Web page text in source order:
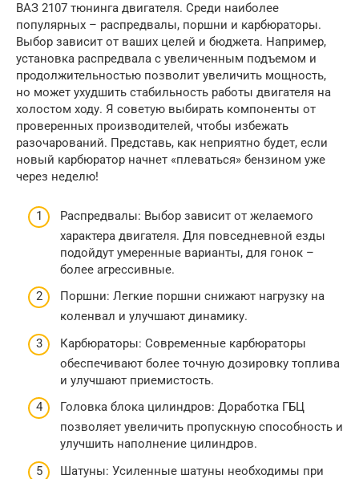
ВАЗ 2107 тюнинга двигателя. Среди наиболее
популярных – распредвалы, поршни и карбюраторы.
Выбор зависит от ваших целей и бюджета. Например,
установка распредвала с увеличенным подъемом и
продолжительностью позволит увеличить мощность,
но может ухудшить стабильность работы двигателя на
холостом ходу. Я советую выбирать компоненты от
проверенных производителей, чтобы избежать
разочарований. Представь, как неприятно будет, если
новый карбюратор начнет «плеваться» бензином уже
через неделю!
Распредвалы: Выбор зависит от желаемого
характера двигателя. Для повседневной езды
подойдут умеренные варианты, для гонок –
более агрессивные.
Поршни: Легкие поршни снижают нагрузку на
коленвал и улучшают динамику.
Карбюраторы: Современные карбюраторы
обеспечивают более точную дозировку топлива
и улучшают приемистость.
Головка блока цилиндров: Доработка ГБЦ
позволяет увеличить пропускную способность и
улучшить наполнение цилиндров.
Шатуны: Усиленные шатуны необходимы при